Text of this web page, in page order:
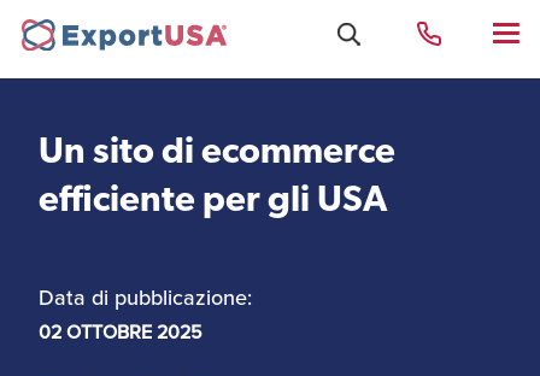
Uffici e Team Exportusa
di Rimini
Uffici e Team
ExportUSA a New York
Costituzione società e
Un sito di ecommerce
efficiente per gli USA
Data di pubblicazione:
02 OTTOBRE 2025